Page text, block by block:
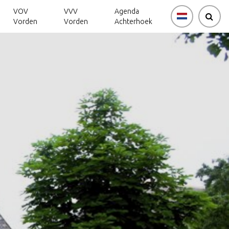
VOV
Vorden
VVV
Vorden
Agenda
Achterhoek